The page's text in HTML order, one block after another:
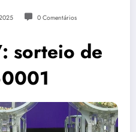
0 Comentários
sorteio de